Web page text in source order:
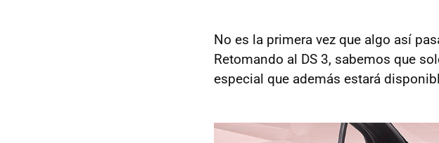
No es la primera vez que algo así
Retomando al DS 3, sabemos que
especial que además estará